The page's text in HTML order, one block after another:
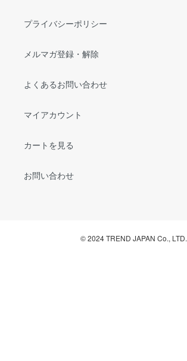
プライバシーポリシー
メルマガ登録・解除
よくあるお問い合わせ
マイアカウント
カートを見る
お問い合わせ
© 2024 TREND JAPAN Co., LTD.